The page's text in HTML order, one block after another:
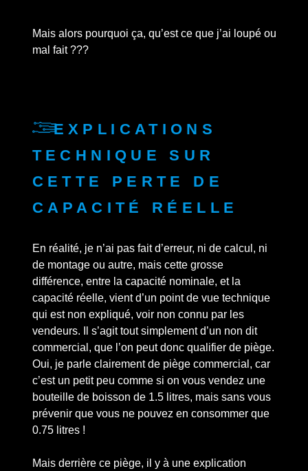
Mais alors pourquoi ça, qu’est ce que j’ai loupé ou
mal fait ???
Explications
technique sur
cette perte de
capacité réelle
En réalité, je n’ai pas fait d’erreur, ni de calcul, ni
de montage ou autre, mais cette grosse
différence, entre la capacité nominale, et la
capacité réelle, vient d’un point de vue technique
qui est non expliqué, voir non connu par les
vendeurs. Il s’agit tout simplement d’un non dit
commercial, que l’on peut donc qualifier de piège.
Oui, je parle clairement de piège commercial, car
c’est un petit peu comme si on vous vendez une
bouteille de boisson de 1.5 litres, mais sans vous
prévenir que vous ne pouvez en consommer que
0.75 litres !
Mais derrière ce piège, il y à une explication